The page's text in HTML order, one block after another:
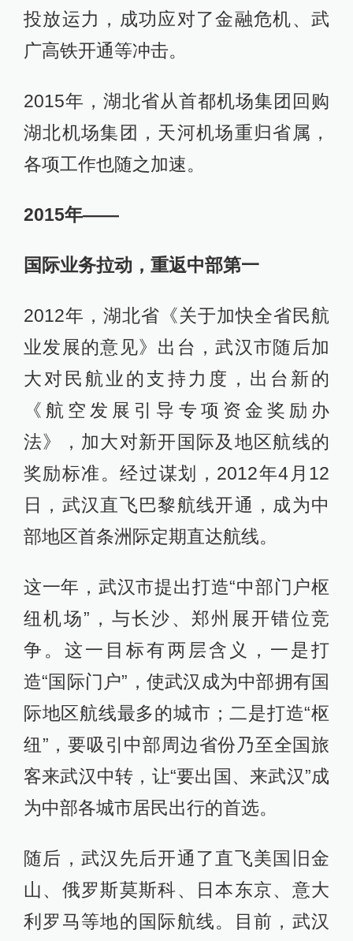
投放运力，成功应对了金融危机、武
广高铁开通等冲击。
2015年，湖北省从首都机场集团回购
湖北机场集团，天河机场重归省属，
各项工作也随之加速。
2015年——
国际业务拉动，重返中部第一
2012年，湖北省《关于加快全省民航
业发展的意见》出台，武汉市随后加
大对民航业的支持力度，出台新的
《航空发展引导专项资金奖励办
法》，加大对新开国际及地区航线的
奖励标准。经过谋划，2012年4月12
日，武汉直飞巴黎航线开通，成为中
部地区首条洲际定期直达航线。
这一年，武汉市提出打造“中部门户枢
纽机场”，与长沙、郑州展开错位竞
争。这一目标有两层含义，一是打
造“国际门户”，使武汉成为中部拥有国
际地区航线最多的城市；二是打造“枢
纽”，要吸引中部周边省份乃至全国旅
客来武汉中转，让“要出国、来武汉”成
为中部各城市居民出行的首选。
随后，武汉先后开通了直飞美国旧金
山、俄罗斯莫斯科、日本东京、意大
利罗马等地的国际航线。目前，武汉